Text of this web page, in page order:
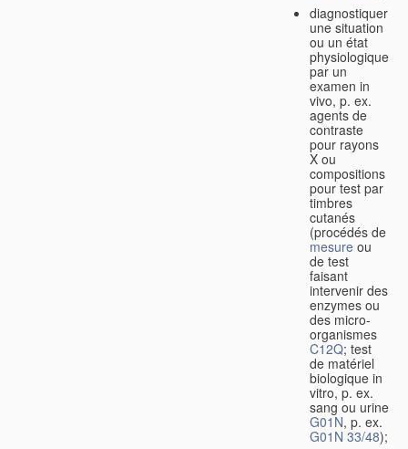
diagnostiquer
une situation
ou un état
physiologique
par un
examen in
vivo, p. ex.
agents de
contraste
pour rayons
X ou
compositions
pour test par
timbres
cutanés
(procédés de
mesure ou
de test
faisant
intervenir des
enzymes ou
des micro-
organismes
C12Q; test
de matériel
biologique in
vitro, p. ex.
sang ou urine
G01N, p. ex.
G01N 33/48);